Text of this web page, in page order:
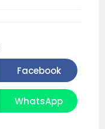
Opens
in
a
new
window
Facebook
Opens
in
WhatsApp